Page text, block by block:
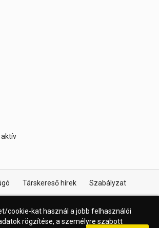
Társkereső hírek
Szabályzat
cookie-kat használ a jobb felhasználói
rögzítése, a személyre szabott